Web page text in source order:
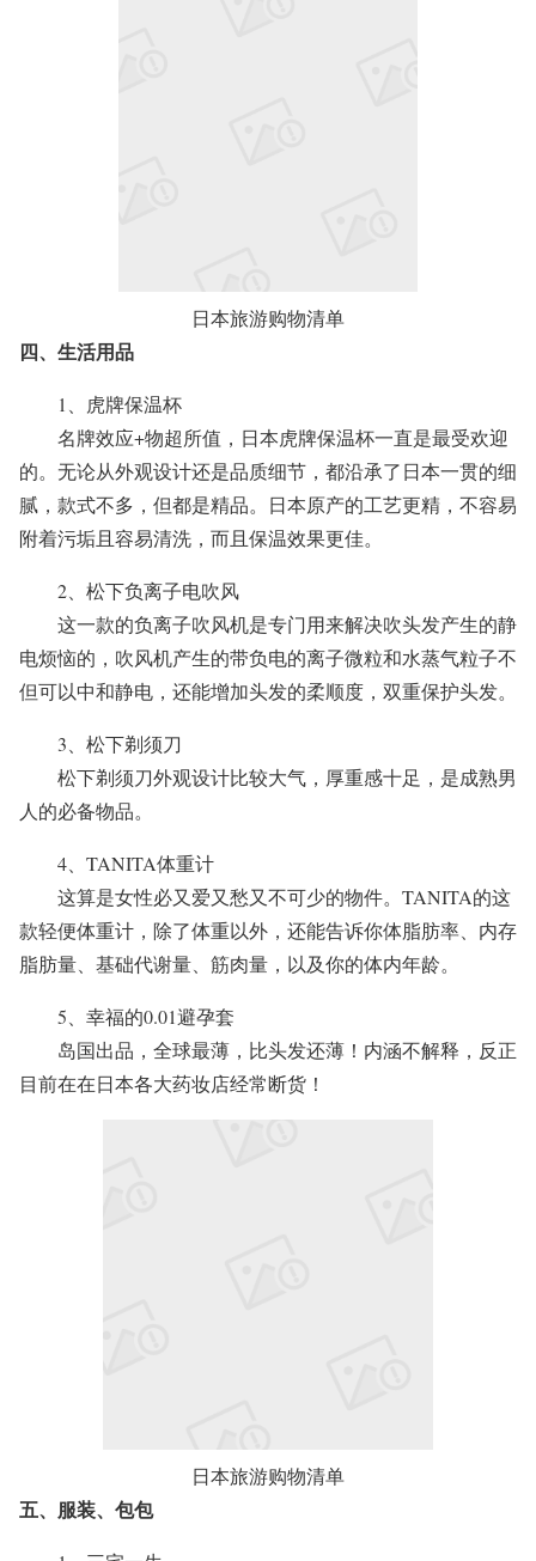
日本旅游购物清单
四、生活用品
1、虎牌保温杯
名牌效应+物超所值，日本虎牌保温杯一直是最受欢迎
的。无论从外观设计还是品质细节，都沿承了日本一贯的细
腻，款式不多，但都是精品。日本原产的工艺更精，不容易
附着污垢且容易清洗，而且保温效果更佳。
2、松下负离子电吹风
这一款的负离子吹风机是专门用来解决吹头发产生的静
电烦恼的，吹风机产生的带负电的离子微粒和水蒸气粒子不
但可以中和静电，还能增加头发的柔顺度，双重保护头发。
3、松下剃须刀
松下剃须刀外观设计比较大气，厚重感十足，是成熟男
人的必备物品。
4、TANITA体重计
这算是女性必又爱又愁又不可少的物件。TANITA的这
款轻便体重计，除了体重以外，还能告诉你体脂肪率、内存
脂肪量、基础代谢量、筋肉量，以及你的体内年龄。
5、幸福的0.01避孕套
岛国出品，全球最薄，比头发还薄！内涵不解释，反正
目前在在日本各大药妆店经常断货！
日本旅游购物清单
五、服装、包包